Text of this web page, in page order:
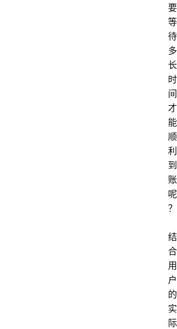
要
等
待
多
长
时
间
才
能
顺
利
到
账
呢
？
结
合
用
户
的
实
际